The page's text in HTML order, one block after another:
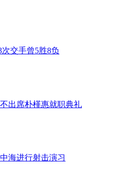
交手曾5胜8负
出席朴槿惠就职典礼
海进行射击演习